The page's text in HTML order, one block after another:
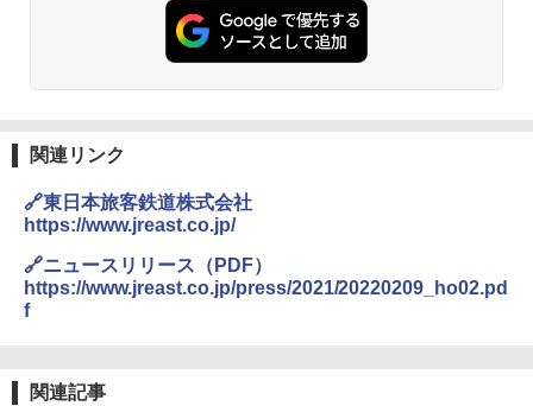
PYKES PEAK (パイクスピーク) 着替えテン
ト プライバシー テント 【中が透けない】 1
人用 折りたたみ 防災グッズ 災害用トイレ ビ
易 トイレテント (ブラック)
ENDLESS BASE 《めざましテレビで紹介》
テント ワンタッチ RENEW 幅200 2-3人用 43
￥5,999
コンパクト 保冷力長持ち
￥2,980
￥6,999
熊撃退スプレー 熊よけスプレー 熊スプレー
関連リンク
🔗東日本旅客鉄道株式会社
https://www.jreast.co.jp/
🔗ニュースリリース（PDF）
https://www.jreast.co.jp/press/2021/20220209_ho02.pd
f
関連記事